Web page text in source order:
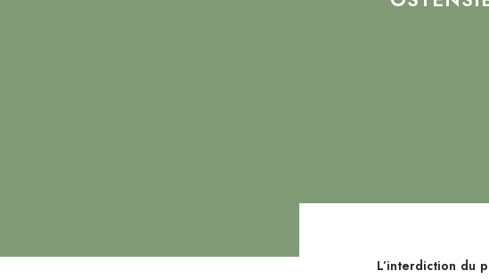
L’interdiction du